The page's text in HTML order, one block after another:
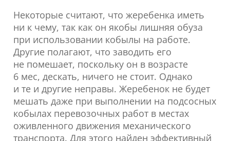
Некоторые считают, что жеребенка иметь
ни к чему, так как он якобы лишняя обуза
при использовании кобылы на работе.
Другие полагают, что заводить его
не помешает, поскольку он в возрасте
6 мес, дескать, ничего не стоит. Однако
и те и другие неправы. Жеребенок не будет
мешать даже при выполнении на подсосных
кобылах перевозочных работ в местах
оживленного движения механического
транспорта. Для этого найден эффективный